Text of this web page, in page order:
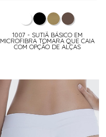
1007 - SUTIÃ BÁSICO EM
MICROFIBRA TOMARA QUE CAIA
COM OPÇÃO DE ALÇAS